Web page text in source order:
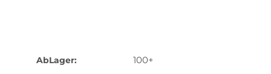
AbLager: 100+